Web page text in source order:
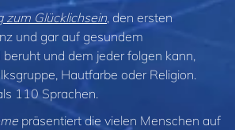
zum Glücklichsein, den ersten
und gar auf gesundem
und dem jeder folgen kann,
Hautfarbe oder Religion.
110 Sprachen.
präsentiert die vielen Menschen auf